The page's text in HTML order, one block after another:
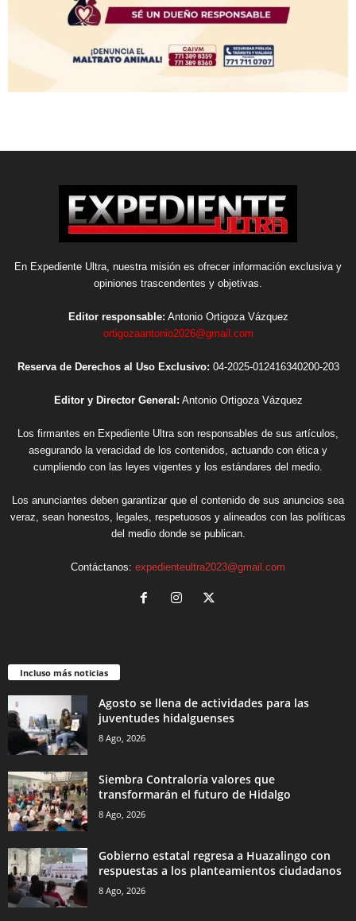
En Expediente Ultra, nuestra misión es ofrecer información exclusiva y
opiniones trascendentes y objetivas.
Editor responsable: Antonio Ortigoza Vázquez
ortigozaantonio2026@gmail.com
Reserva de Derechos al Uso Exclusivo: 04-2025-012416340200-203
Editor y Director General: Antonio Ortigoza Vázquez
Los firmantes en Expediente Ultra son responsables de sus artículos,
asegurando la veracidad de los contenidos, actuando con ética y
cumpliendo con las leyes vigentes y los estándares del medio.
Los anunciantes deben garantizar que el contenido de sus anuncios sea
veraz, sean honestos, legales, respetuosos y alineados con las políticas
del medio donde se publican.
Contáctanos: expedienteultra2023@gmail.com
Incluso más noticias
Agosto se llena de actividades para las
juventudes hidalguenses
8 Ago, 2026
Siembra Contraloría valores que
transformarán el futuro de Hidalgo
8 Ago, 2026
Gobierno estatal regresa a Huazalingo con
respuestas a los planteamientos ciudadanos
8 Ago, 2026